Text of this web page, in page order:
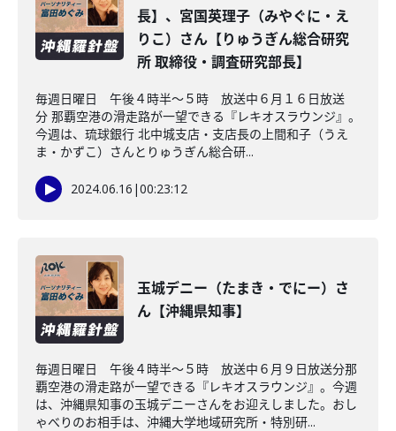
長】、宮国英理子（みやぐに・え
りこ）さん【りゅうぎん総合研究
所 取締役・調査研究部長】
毎週日曜日 午後４時半～５時 放送中６月１６日放送
分 那覇空港の滑走路が一望できる『レキオスラウンジ』。
今週は、琉球銀行 北中城支店・支店長の上間和子（うえ
ま・かずこ）さんとりゅうぎん総合研...
2024.06.16 |00:23:12
玉城デニー（たまき・でにー）さ
ん【沖縄県知事】
毎週日曜日 午後４時半～５時 放送中６月９日放送分那
覇空港の滑走路が一望できる『レキオスラウンジ』。今週
は、沖縄県知事の玉城デニーさんをお迎えしました。おし
ゃべりのお相手は、沖縄大学地域研究所・特別研...